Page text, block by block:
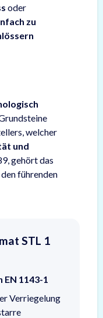
oder
zu
welcher
und
gehört das
führenden
STL 1
1143-1
Verriegelung